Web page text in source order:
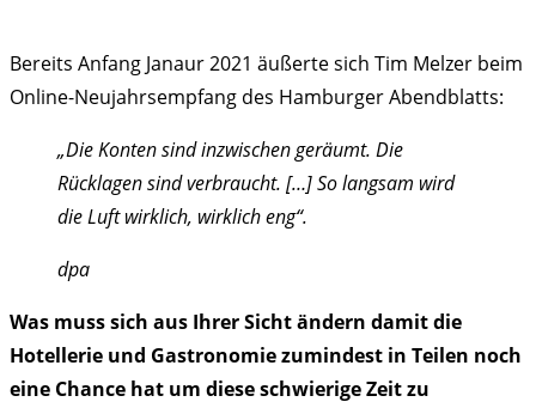
Bereits Anfang Janaur 2021 äußerte sich Tim Melzer beim
Online-Neujahrsempfang des Hamburger Abendblatts:
„Die Konten sind inzwischen geräumt. Die
Rücklagen sind verbraucht. […] So langsam wird
die Luft wirklich, wirklich eng“.
dpa
Was muss sich aus Ihrer Sicht ändern damit die
Hotellerie und Gastronomie zumindest in Teilen noch
eine Chance hat um diese schwierige Zeit zu